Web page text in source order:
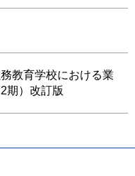
教育学校における業
期）改訂版